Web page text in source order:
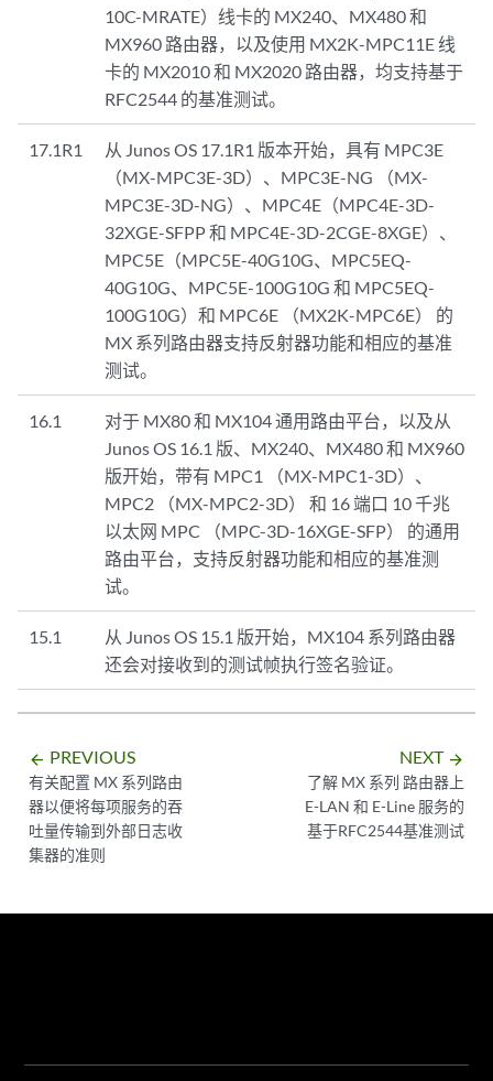
10C-MRATE）线卡的 MX240、MX480 和
MX960 路由器，以及使用 MX2K-MPC11E 线
卡的 MX2010 和 MX2020 路由器，均支持基于
RFC2544 的基准测试。
17.1R1
从 Junos OS 17.1R1 版本开始，具有 MPC3E
（MX-MPC3E-3D）、MPC3E-NG （MX-
MPC3E-3D-NG）、MPC4E（MPC4E-3D-
32XGE-SFPP 和 MPC4E-3D-2CGE-8XGE）、
MPC5E（MPC5E-40G10G、MPC5EQ-
40G10G、MPC5E-100G10G 和 MPC5EQ-
100G10G）和 MPC6E （MX2K-MPC6E） 的
MX 系列路由器支持反射器功能和相应的基准
测试。
16.1
对于 MX80 和 MX104 通用路由平台，以及从
Junos OS 16.1 版、MX240、MX480 和 MX960
版开始，带有 MPC1 （MX-MPC1-3D）、
MPC2 （MX-MPC2-3D） 和 16 端口 10 千兆
以太网 MPC （MPC-3D-16XGE-SFP） 的通用
路由平台，支持反射器功能和相应的基准测
试。
15.1
从 Junos OS 15.1 版开始，MX104 系列路由器
还会对接收到的测试帧执行签名验证。
arrow_backward PREVIOUS
有关配置 MX 系列路由
器以便将每项服务的吞
吐量传输到外部日志收
集器的准则
NEXT arrow_forward
了解 MX 系列 路由器上
E-LAN 和 E-Line 服务的
基于RFC2544基准测试